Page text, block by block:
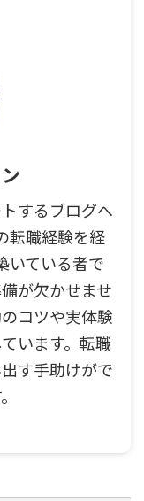
するブログへ
転職経験を経
いている者で
が欠かせませ
コツや実体験
います。転職
す手助けがで